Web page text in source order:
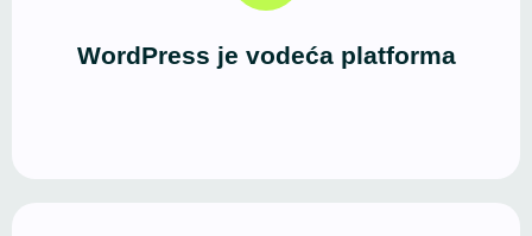
WordPress je vodeća platforma
— jednako dobro za male biznise, blogere i
frilensere, kao i za veće sisteme i WooCommerce